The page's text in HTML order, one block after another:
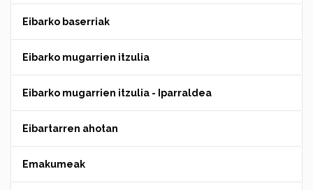
Eibarko baserriak
Eibarko mugarrien itzulia
Eibarko mugarrien itzulia - Iparraldea
Eibartarren ahotan
Emakumeak